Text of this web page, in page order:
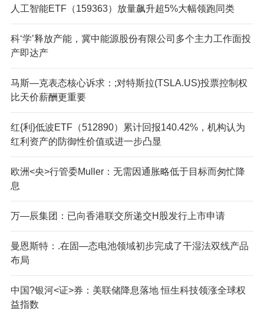
人工智能ETF（159363）放量飙升超5%大幅领跑同类
科‘学’释放产能，冀中能源股份有限公司多个主力工作面投
产即达产
马斯—克表态核心诉求：;对特斯拉(TSLA.US)投票控制权
比天价薪酬更重要
红{利}低波ETF（512890）累计回报140.42%，机构认为
红利资产的防御性价值或进一步凸显
欧洲<央>行管委Muller：无需因通胀略低于目标而匆忙降
息
万—辰集团：已向香港联交所递交H股发行上市申请
曼恩斯特：.在固—态电池领域初步完成了干湿法双线产品
布局
中国?银河<证>券：美联储降息落地 恒生科技领涨全球权
益指数